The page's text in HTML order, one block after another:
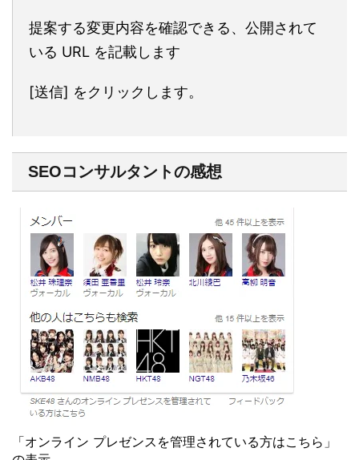
提案する変更内容を確認できる、公開されて
いる URL を記載します
[送信] をクリックします。
SEOコンサルタントの感想
「オンライン プレゼンスを管理されている方はこちら」